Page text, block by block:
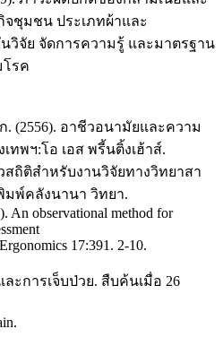
ชุมชน ประเภทผ้าและ
วิจัย จัดการความรู้ และมาตรฐาน
รค
(2556). อาชีวอนามัยและความ
ทพฯ:โอ เอส พรี้นติ้งเฮ้าส์.
ถิติสำหรับงานวิจัยทางวิทยาสา
พ์คลังนานา วิทยา.
An observational method for
17:391. 2-10.
ะการเจ็บป่วย. สืบค้นเมื่อ 26